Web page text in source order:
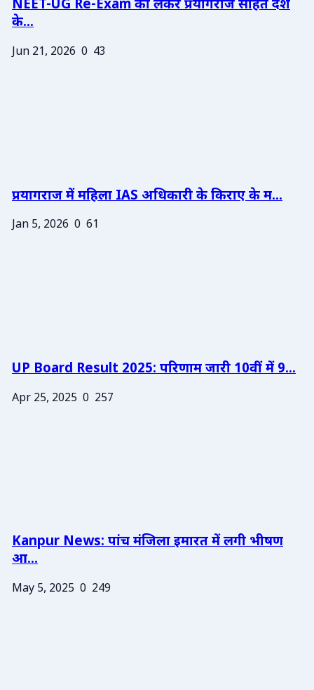
NEET-UG Re-Exam को लेकर प्रयागराज सहित देश
के...
Jun 21, 2026 0 43
प्रयागराज में महिला IAS अधिकारी के किराए के म...
Jan 5, 2026 0 61
UP Board Result 2025: परिणाम जारी 10वीं में 9...
Apr 25, 2025 0 257
Kanpur News: पांच मंजिला इमारत में लगी भीषण
आ...
May 5, 2025 0 249